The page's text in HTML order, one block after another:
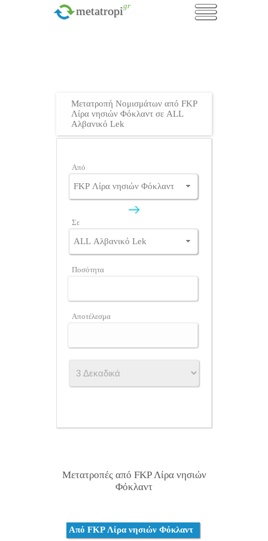
metatropi.gr
Μετατροπή Νομισμάτων από FKP
Λίρα νησιών Φόκλαντ σε ALL
Αλβανικό Lek
Από
Σε
Ποσότητα
Αποτέλεσμα
Μετατροπές από FKP Λίρα νησιών
Φόκλαντ
Από FKP Λίρα νησιών Φόκλαντ